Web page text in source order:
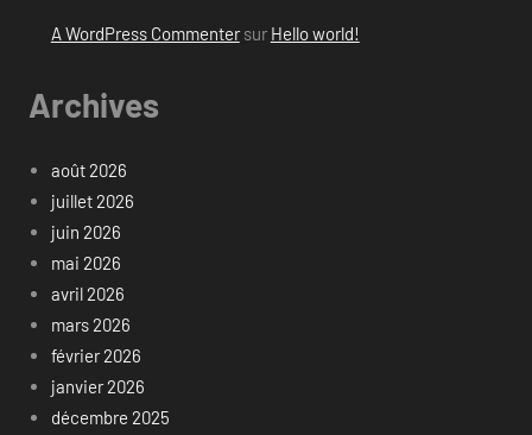
A WordPress Commentersur Hello world!
Archives
août 2026
juillet 2026
juin 2026
mai 2026
avril 2026
mars 2026
février 2026
janvier 2026
décembre 2025